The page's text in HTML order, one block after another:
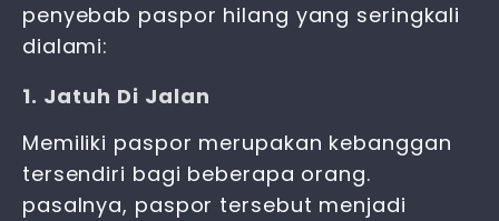
penyebab paspor hilang yang seringkali
dialami:
1. Jatuh Di Jalan
Memiliki paspor merupakan kebanggan
tersendiri bagi beberapa orang.
pasalnya, paspor tersebut menjadi